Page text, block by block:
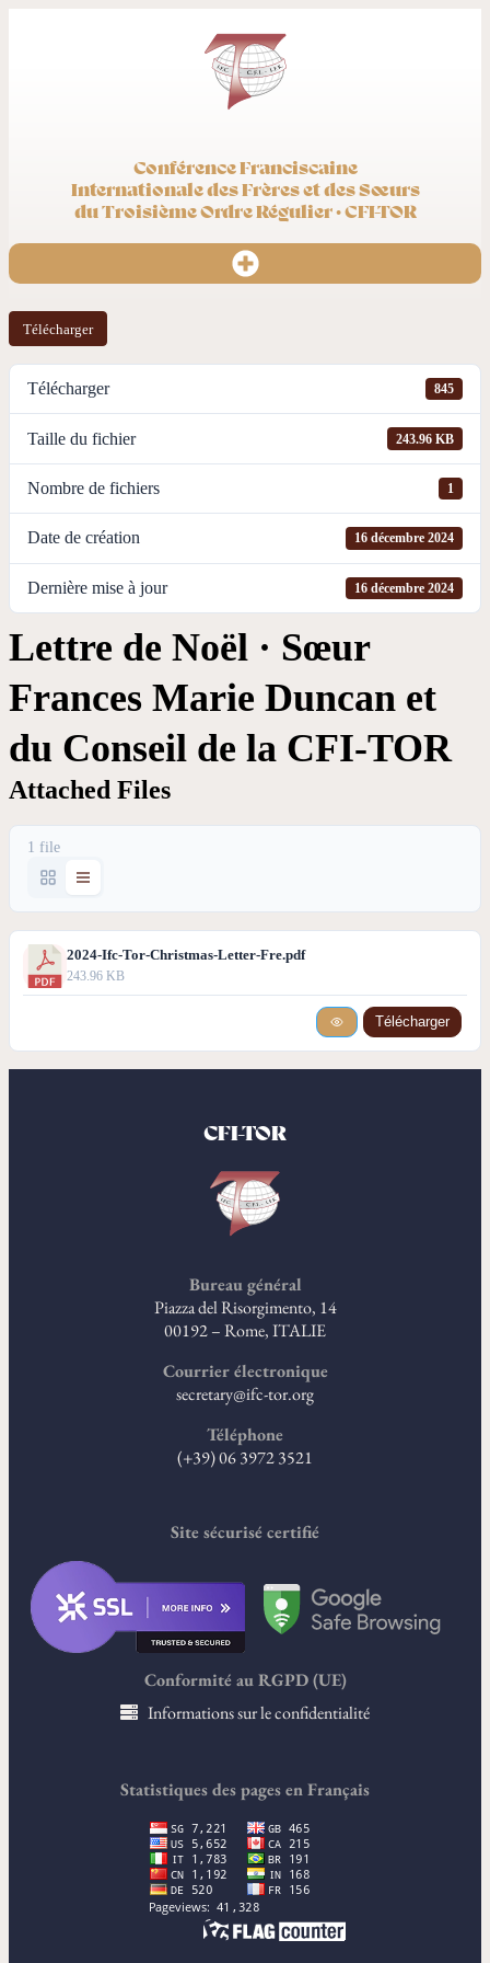
Conférence Franciscaine
Internationale des Frères et des Sœurs
du Troisième Ordre Régulier · CFI-TOR
Télécharger
Télécharger 845
Taille du fichier 243.96 KB
Nombre de fichiers 1
Date de création 16 décembre 2024
Dernière mise à jour 16 décembre 2024
Lettre de Noël · Sœur
Frances Marie Duncan et
du Conseil de la CFI-TOR
Attached Files
1 file
2024-Ifc-Tor-Christmas-Letter-Fre.pdf
243.96 KB
Télécharger
CFI-TOR
Bureau général
Piazza del Risorgimento, 14
00192 – Rome, ITALIE
Courrier électronique
secretary@ifc-tor.org
Téléphone
(+39) 06 3972 3521
Site sécurisé certifié
Conformité au RGPD (UE)
Informations sur le confidentialité
Statistiques des pages en Français